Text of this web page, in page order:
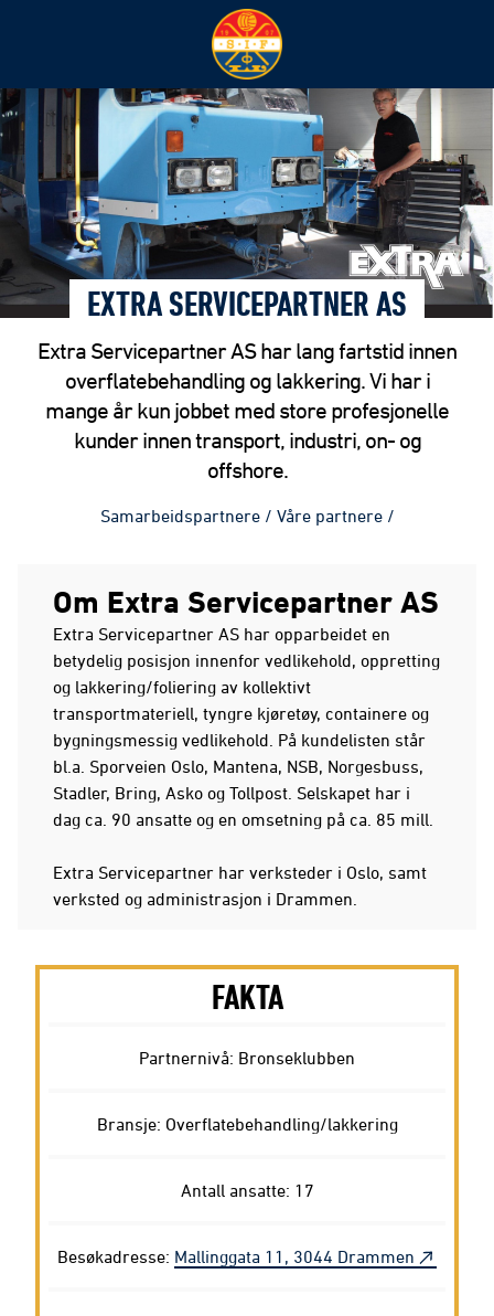
EXTRA SERVICEPARTNER AS
Extra Servicepartner AS har lang fartstid innen
overflatebehandling og lakkering. Vi har i
mange år kun jobbet med store profesjonelle
kunder innen transport, industri, on- og
offshore.
Samarbeidspartnere / Våre partnere /
Om Extra Servicepartner AS
Extra Servicepartner AS har opparbeidet en
betydelig posisjon innenfor vedlikehold, oppretting
og lakkering/foliering av kollektivt
transportmateriell, tyngre kjøretøy, containere og
bygningsmessig vedlikehold. På kundelisten står
bl.a. Sporveien Oslo, Mantena, NSB, Norgesbuss,
Stadler, Bring, Asko og Tollpost. Selskapet har i
dag ca. 90 ansatte og en omsetning på ca. 85 mill.
Extra Servicepartner har verksteder i Oslo, samt
verksted og administrasjon i Drammen.
FAKTA
Partnernivå: Bronseklubben
Bransje: Overflatebehandling/lakkering
Antall ansatte: 17
Besøkadresse: Mallinggata 11, 3044 Drammen